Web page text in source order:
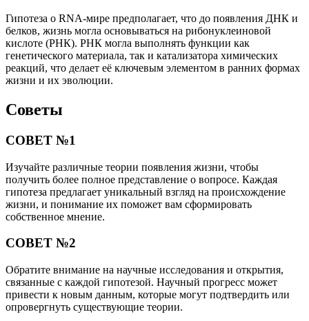
Гипотеза о RNA-мире предполагает, что до появления ДНК и
белков, жизнь могла основываться на рибонуклеиновой
кислоте (РНК). РНК могла выполнять функции как
генетического материала, так и катализатора химических
реакций, что делает её ключевым элементом в ранних формах
жизни и их эволюции.
Советы
СОВЕТ №1
Изучайте различные теории появления жизни, чтобы
получить более полное представление о вопросе. Каждая
гипотеза предлагает уникальный взгляд на происхождение
жизни, и понимание их поможет вам сформировать
собственное мнение.
СОВЕТ №2
Обратите внимание на научные исследования и открытия,
связанные с каждой гипотезой. Научный прогресс может
привести к новым данным, которые могут подтвердить или
опровергнуть существующие теории.